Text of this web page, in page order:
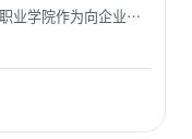
业学院作为向企业输
麒麟操作系统的系统